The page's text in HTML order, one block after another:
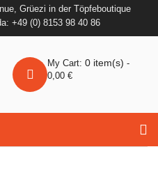
Grüezi in der Töpfeboutique
+49 (0) 8153 98 40 86
My Cart: 0 item(s) -
0,00 €